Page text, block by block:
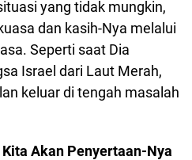
yang tidak mungkin,
dan kasih-Nya melalui
Seperti saat Dia
Israel dari Laut Merah,
keluar di tengah masalah
Akan Penyertaan-Nya